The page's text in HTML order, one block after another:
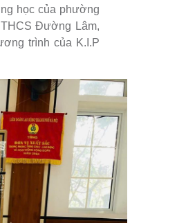
học của phường
Đường Lâm,
trình của K.I.P